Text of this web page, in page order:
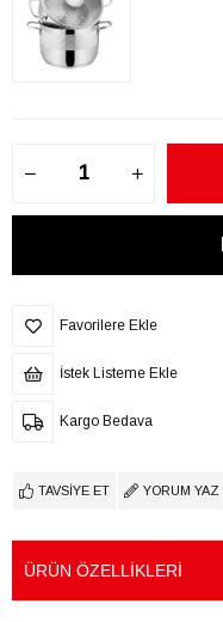
Favorilere Ekle
İstek Listeme Ekle
Kargo Bedava
TAVSIYE ET YORUM YAZ
ÜRÜN ÖZELLIKLERI